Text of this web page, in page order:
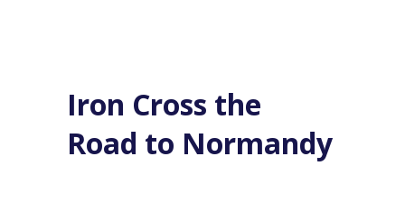
Iron Cross the
Road to Normandy